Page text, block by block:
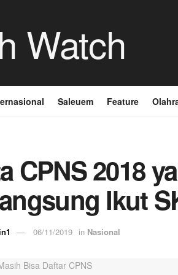
Saleuem Feature
CPNS 2018
Ikut
06/11/2019 in Nasional